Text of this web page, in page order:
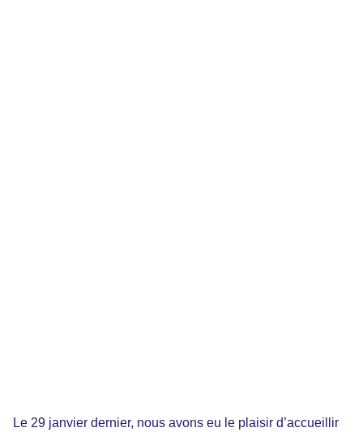
Le 29 janvier dernier, nous avons eu le plaisir d’accueillir